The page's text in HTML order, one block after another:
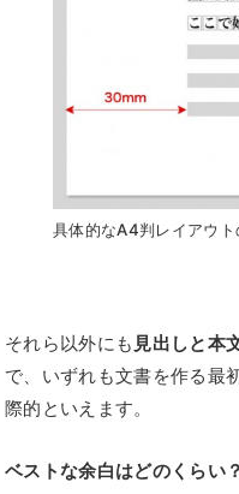
具体的なA4判レイアウト
それら以外にも 見出しと本
で、いずれも文書を作る最
際的といえます。
ベストな余白はどのくらい？